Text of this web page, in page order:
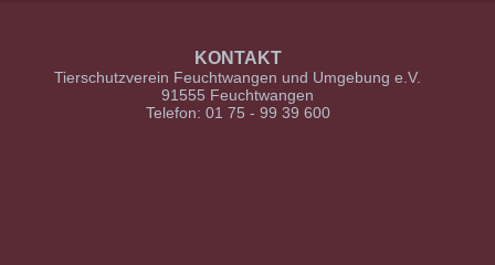
KONTAKT
Tierschutzverein Feuchtwangen und Umgebung e.V.
91555 Feuchtwangen
Telefon: 01 75 - 99 39 600